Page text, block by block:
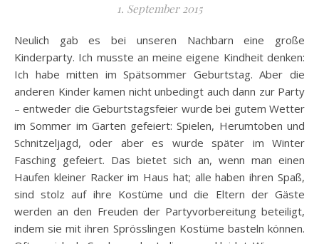
1. September 2015
Neulich gab es bei unseren Nachbarn eine große
Kinderparty. Ich musste an meine eigene Kindheit denken:
Ich habe mitten im Spätsommer Geburtstag. Aber die
anderen Kinder kamen nicht unbedingt auch dann zur Party
– entweder die Geburtstagsfeier wurde bei gutem Wetter
im Sommer im Garten gefeiert: Spielen, Herumtoben und
Schnitzeljagd, oder aber es wurde später im Winter
Fasching gefeiert. Das bietet sich an, wenn man einen
Haufen kleiner Racker im Haus hat; alle haben ihren Spaß,
sind stolz auf ihre Kostüme und die Eltern der Gäste
werden an den Freuden der Partyvorbereitung beteiligt,
indem sie mit ihren Sprösslingen Kostüme basteln können.